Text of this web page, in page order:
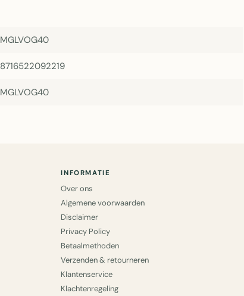
MGLVOG40
8716522092219
MGLVOG40
INFORMATIE
Over ons
Algemene voorwaarden
Disclaimer
Privacy Policy
Betaalmethoden
Verzenden & retourneren
Klantenservice
Klachtenregeling